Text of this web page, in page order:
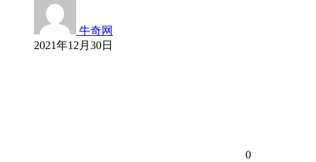
牛奇网
2021年12月30日
0